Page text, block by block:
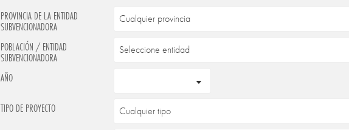
PROVINCIA DE LA ENTIDAD
SUBVENCIONADORA
POBLACIÓN / ENTIDAD
SUBVENCIONADORA
AÑO
TIPO DE PROYECTO